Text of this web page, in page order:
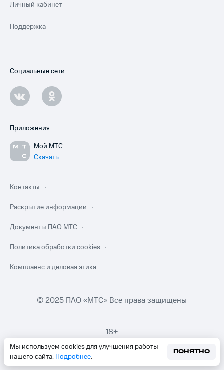
Мы используем cookies для улучшения работы
нашего сайта. Подробнее.
ПОНЯТНО
Личный кабинет
Поддержка
Социальные сети
Приложения
Мой МТС
Скачать
Контакты
Раскрытие информации
Документы ПАО МТС
Политика обработки cookies
Комплаенс и деловая этика
© 2025 ПАО «МТС» Все права защищены
18+